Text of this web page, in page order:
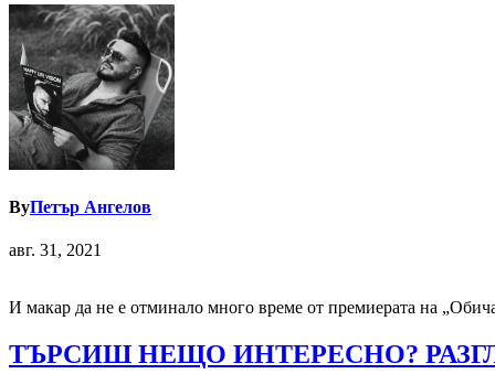
ByПетър Ангелов
авг. 31, 2021
И макар да не е отминало много време от премиерата на
ТЪРСИШ НЕЩО ИНТЕРЕСНО?